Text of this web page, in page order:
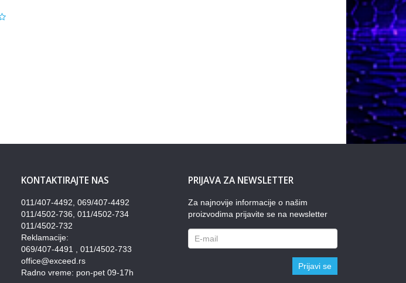
KONTAKTIRAJTE NAS
011/407-4492, 069/407-4492
011/4502-736, 011/4502-734
011/4502-732
Reklamacije:
069/407-4491 , 011/4502-733
office@exceed.rs
Radno vreme: pon-pet 09-17h
PRIJAVA ZA NEWSLETTER
Za najnovije informacije o našim
proizvodima prijavite se na newsletter
Prijavi se